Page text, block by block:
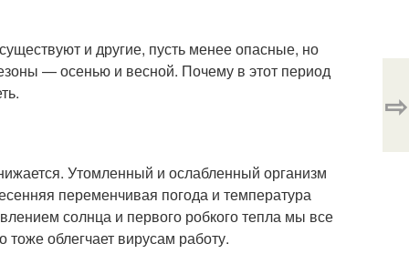
и другие, пусть менее опасные, но
— осенью и весной. Почему в этот период
Утомленный и ослабленный организм
переменчивая погода и температура
солнца и первого робкого тепла мы все
облегчает вирусам работу.
⇨